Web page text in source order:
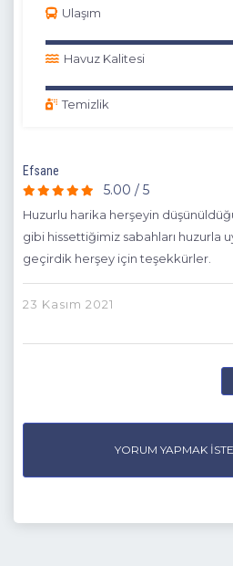
Ulaşım
Havuz Kalitesi
Temizlik
Efsane
5.00 / 5
Huzurlu harika herşeyin
gibi hissettiğimiz sabahları huzurla
geçirdik herşey için teşekkürler.
23 Kasım 2021
YORUM YAPMAK